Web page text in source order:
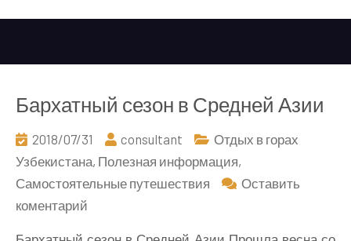
Бархатный сезон в Средней Азии
2018/07/31 consultant
Отдых в горах
Узбекистана, Полезная информация,
Самостоятельные путешествия
Оставить
коментарий